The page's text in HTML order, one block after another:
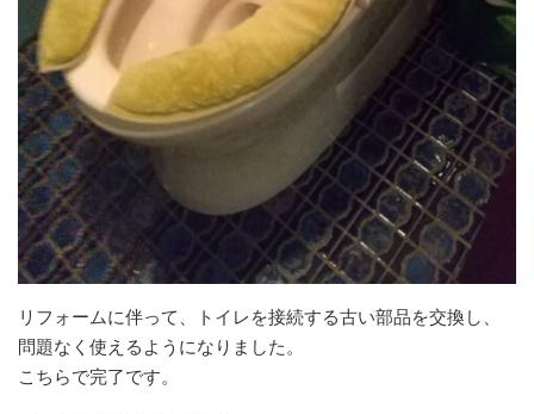
リフォームに伴って、トイレを接続する古い部品を交換し、
問題なく使えるようになりました。
こちらで完了です。